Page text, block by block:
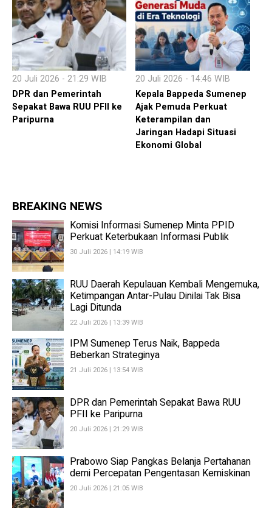
20 Juli 2026 - 21:29 WIB
DPR dan Pemerintah
Sepakat Bawa RUU PFII ke
Paripurna
20 Juli 2026 - 14:46 WIB
Kepala Bappeda Sumenep
Ajak Pemuda Perkuat
Keterampilan dan
Jaringan Hadapi Situasi
Ekonomi Global
BREAKING NEWS
Komisi Informasi Sumenep Minta PPID
Perkuat Keterbukaan Informasi Publik
30 Juli 2026 | 14:19 WIB
RUU Daerah Kepulauan Kembali Mengemuka,
Ketimpangan Antar-Pulau Dinilai Tak Bisa
Lagi Ditunda
22 Juli 2026 | 13:39 WIB
IPM Sumenep Terus Naik, Bappeda
Beberkan Strateginya
21 Juli 2026 | 13:54 WIB
DPR dan Pemerintah Sepakat Bawa RUU
PFII ke Paripurna
20 Juli 2026 | 21:29 WIB
Prabowo Siap Pangkas Belanja Pertahanan
demi Percepatan Pengentasan Kemiskinan
20 Juli 2026 | 21:05 WIB